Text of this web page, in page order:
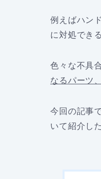
例えばハン
に対処でき
色々な不具
なるパーツ
今回の記事
いて紹介し